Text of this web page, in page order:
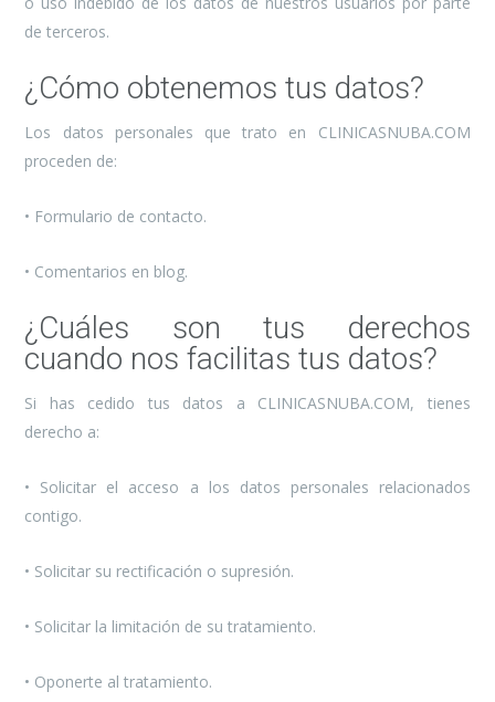
de terceros.
¿Cómo obtenemos tus datos?
Los datos personales que trato en CLINICASNUBA.COM
proceden de:
• Formulario de contacto.
• Comentarios en blog.
¿Cuáles son tus derechos
cuando nos facilitas tus datos?
Si has cedido tus datos a CLINICASNUBA.COM, tienes
derecho a:
• Solicitar el acceso a los datos personales relacionados
contigo.
• Solicitar su rectificación o supresión.
• Solicitar la limitación de su tratamiento.
• Oponerte al tratamiento.